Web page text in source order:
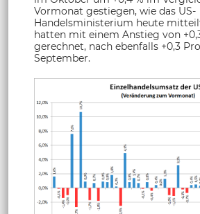
Vormonat gestiegen, wie das US-
Handelsministerium heute
hatten mit einem Anstieg von
gerechnet, nach ebenfalls +0,3
September.